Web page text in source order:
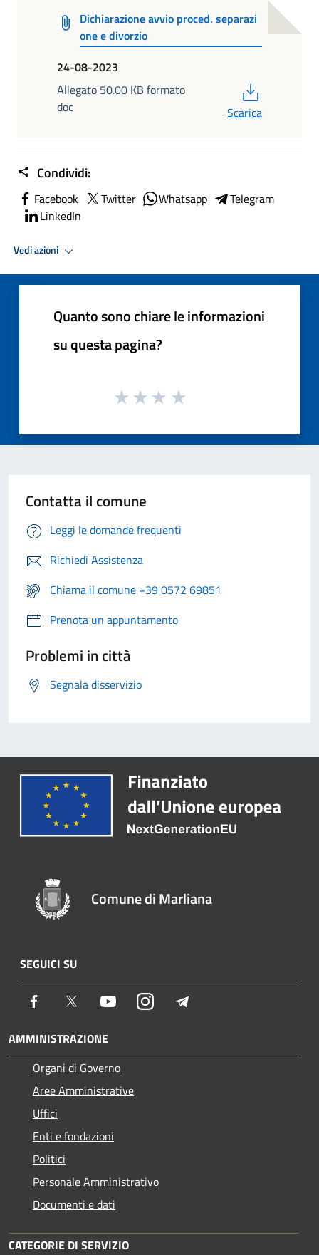
Dichiarazione avvio proced. separazi
one e divorzio
24-08-2023
Allegato 50.00 KB formato
doc
Scarica
Condividi:
Facebook Twitter Whatsapp
Telegram
LinkedIn
Vedi azioni
Quanto sono chiare le informazioni
su questa pagina?
Contatta il comune
Leggi le domande frequenti
Richiedi Assistenza
Chiama il comune +39 0572 69851
Prenota un appuntamento
Problemi in città
Segnala disservizio
Comune di Marliana
SEGUICI SU
Facebook Twitter YoutubeInstagram
AMMINISTRAZIONE
Organi di Governo
Aree Amministrative
Uffici
Enti e fondazioni
Politici
Personale Amministrativo
Documenti e dati
CATEGORIE DI SERVIZIO